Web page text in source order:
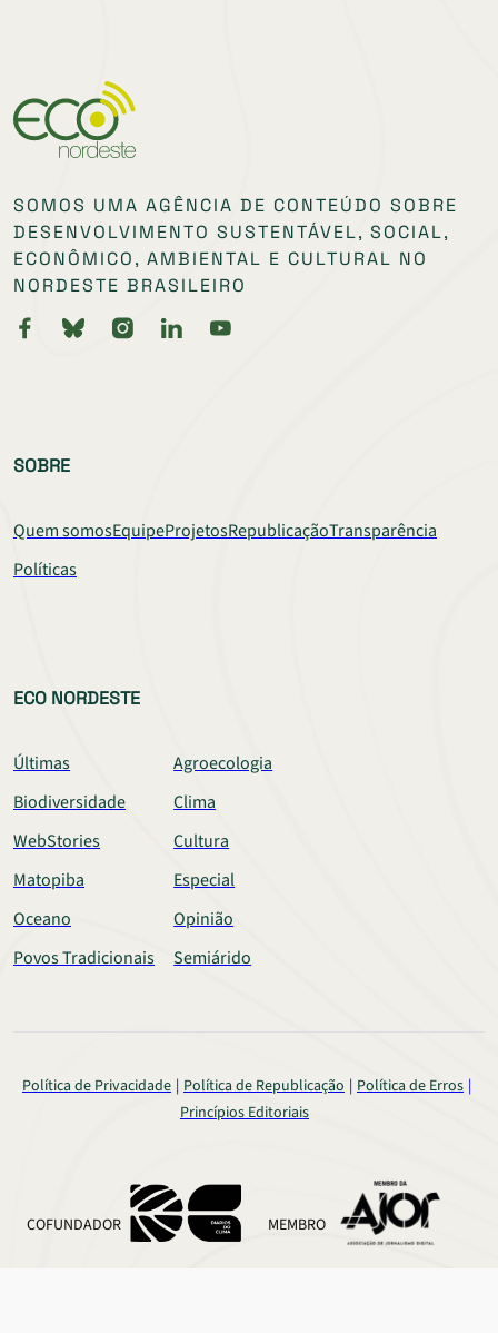
SOMOS UMA AGÊNCIA DE CONTEÚDO SOBRE
DESENVOLVIMENTO SUSTENTÁVEL, SOCIAL,
ECONÔMICO, AMBIENTAL E CULTURAL NO
NORDESTE BRASILEIRO
SOBRE
Quem somosEquipeProjetosRepublicaçãoTransparência
Políticas
ECO NORDESTE
Últimas
Agroecologia
Biodiversidade
Clima
WebStories
Cultura
Matopiba
Especial
Oceano
Opinião
Povos Tradicionais
Semiárido
Política de Privacidade Política de Republicação Política de Erros
Princípios Editoriais
COFUNDADOR MEMBRO